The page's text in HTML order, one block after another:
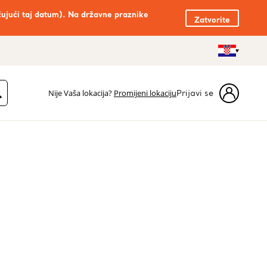
taj datum). Na državne praznike Zatvorite
Nije Vaša lokacija? Promijeni lokacijuPrijavi se